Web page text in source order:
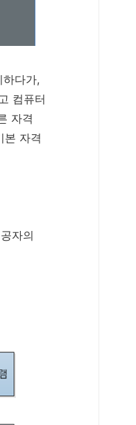
하다가,
컴퓨터
자격
본 자격
자의